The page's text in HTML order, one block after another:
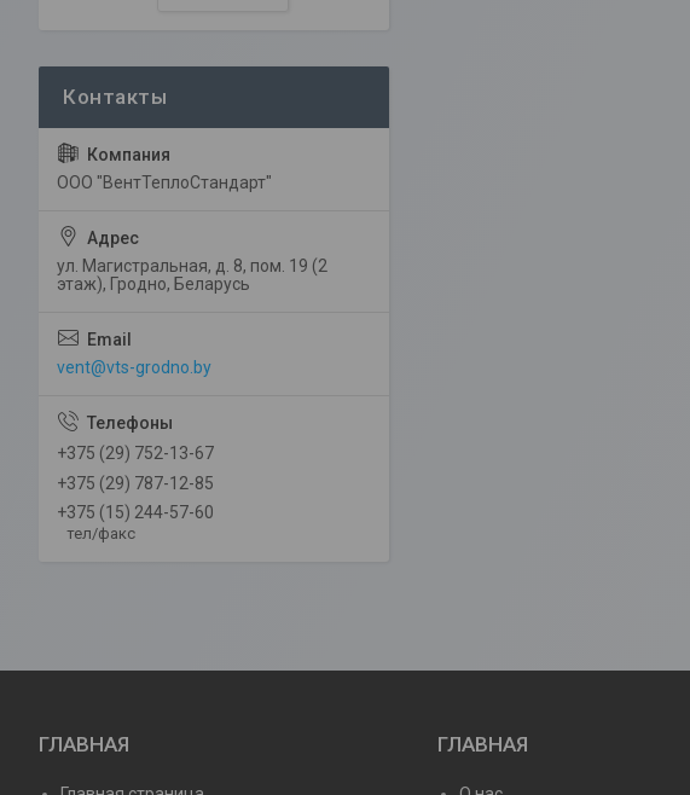
ООО "ВентТеплоСтандарт"
ул. Магистральная, д. 8, пом. 19 (2
этаж), Гродно, Беларусь
vent@vts-grodno.by
+375 (29) 752-13-67
+375 (29) 787-12-85
+375 (15) 244-57-60
тел/факс
ГЛАВНАЯ ГЛАВНАЯ